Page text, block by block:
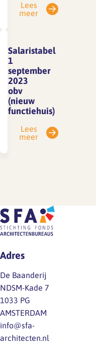
Lees
meer
Salaristabel
1
september
2023
obv
(nieuw
functiehuis)
Lees
meer
Adres
De Baanderij
NDSM-Kade 7
1033 PG
AMSTERDAM
info@sfa-
architecten.nl